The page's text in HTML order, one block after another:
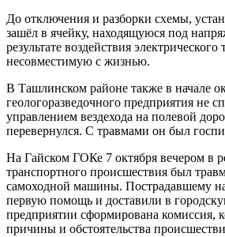
До отключения и разборки схемы,
зашёл в ячейку, находящуюся под
результате воздействия
несовместимую с жизнью.
В Ташлинском районе также в начале
геологоразведочного предприятия не
управлением вездехода на полевой
перевернулся. С травмами он был
На Гайском ГОКе 7 октября вечером в
транспортного происшествия был
самоходной машины. Пострадавшему на
первую помощь и доставили в
предприятии сформирована комиссия,
причины и обстоятельства